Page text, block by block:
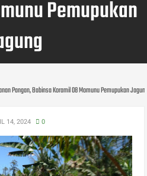
Pemupukan
Pangan, Babinsa Koramil 08 Momunu Pemupukan
14, 2024 0